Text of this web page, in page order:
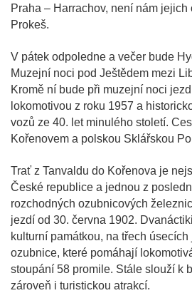
Praha – Harrachov, není nám jejich
Prokeš.
V pátek odpoledne a večer bude
Muzejní noci pod Ještědem mezi
Kromě ní bude při muzejní noci
lokomotivou z roku 1957 a
vozů ze 40. let minulého století.
Kořenovem a polskou Sklářskou
Trať z Tanvaldu do Kořenova je
České republice a jednou z
rozchodných ozubnicových
jezdí od 30. června 1902.
kulturní památkou, na třech
ozubnice, které pomáhají
stoupání 58 promile. Stále slouží k
zároveň i turistickou atrakcí.